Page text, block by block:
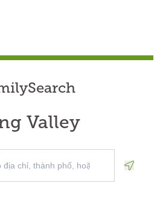
Valley